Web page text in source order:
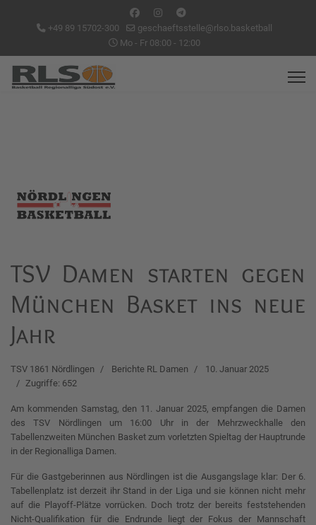
+49 89 15702-300
geschaeftsstelle@rlso.basketball
Mo - Fr 08:00 - 12:00
TSV Damen starten gegen
München Basket ins neue
Jahr
TSV 1861 Nördlingen Berichte RL Damen
10. Januar 2025
Zugriffe: 652
Am kommenden Samstag, den 11. Januar 2025, empfangen die Damen
des TSV Nördlingen um 16:00 Uhr in der Mehrzweckhalle den
Tabellenzweiten München Basket zum vorletzten Spieltag der Hauptrunde
in der Regionalliga Damen.
Für die Gastgeberinnen aus Nördlingen ist die Ausgangslage klar: Der 6.
Tabellenplatz ist derzeit ihr Stand in der Liga und sie können nicht mehr
auf die Playoff-Plätze vorrücken. Doch trotz der bereits feststehenden
Nicht-Qualifikation für die Endrunde liegt der Fokus der Mannschaft